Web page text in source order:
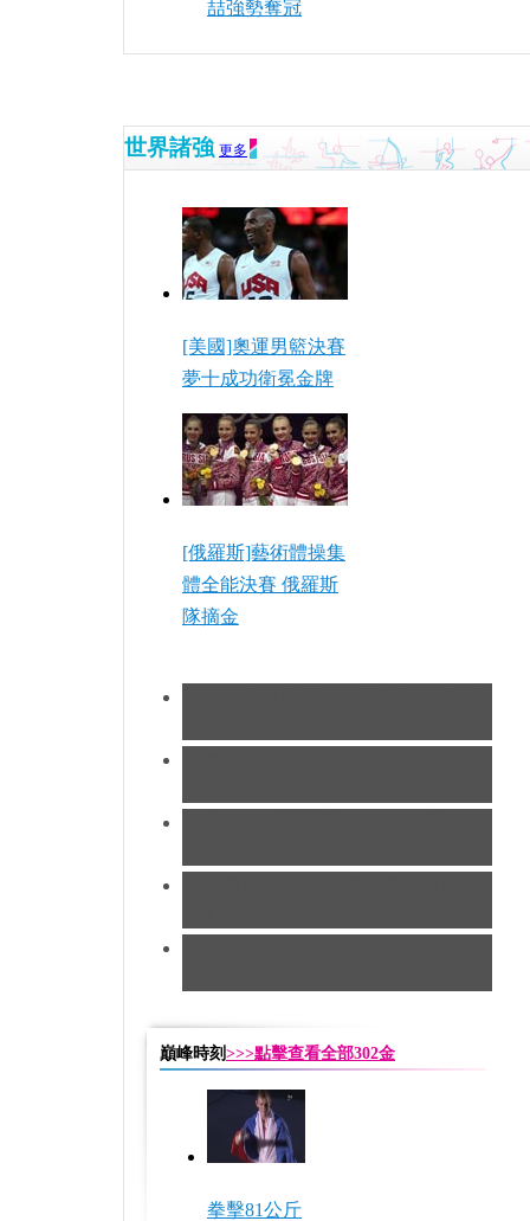
喆強勢奪冠
世界諸強 更多
[美國]奧運男籃決賽
夢十成功衛冕金牌
[俄羅斯]藝術體操集
體全能決賽 俄羅斯
隊摘金
巔峰時刻 >>>點擊查看全部302金
拳擊81公斤